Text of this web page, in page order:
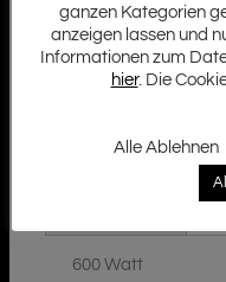
600 Watt
ganzen Kategorien
anzeigen lassen und
Informationen zum
hier. Die
Alle Ablehnen